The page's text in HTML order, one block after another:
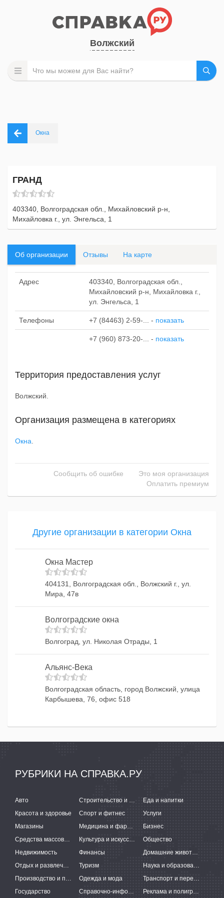
Волжский
Окна
ГРАНД
403340, Волгоградская обл., Михайловский р-н,
Михайловка г., ул. Энгельса, 1
Об организации Отзывы На карте
Адрес
403340, Волгоградская обл.,
Михайловский р-н, Михайловка г.,
ул. Энгельса, 1
Телефоны +7 (84463) 2-59-... - показать
+7 (960) 873-20-... - показать
Территория предоставления услуг
Волжский.
Организация размещена в категориях
Окна
Сообщить об ошибке
Это моя организация
Оплатить премиум
Другие организации в категории Окна
Окна Мастер
404131, Волгоградская обл., Волжский г., ул.
Мира, 47в
Волгоградские окна
Волгоград, ул. Николая Отрады, 1
Альянс-Века
Волгоградская область, город Волжский, улица
Карбышева, 76, офис 518
РУБРИКИ НА СПРАВКА.РУ
Авто Строительство и ремонт
Еда и напитки
Красота и здоровье
Спорт и фитнес
Услуги
Магазины
Медицина и фармацевтика
Бизнес
Средства массовой информации
Культура и искусство
Общество
Недвижимость
Финансы
Домашние животные
Отдых и развлечения
Туризм
Наука и образование
Производство и поставки
Одежда и мода
Транспорт и перевозки
Государство
Справочно-информационные системы Реклама и полиграфия